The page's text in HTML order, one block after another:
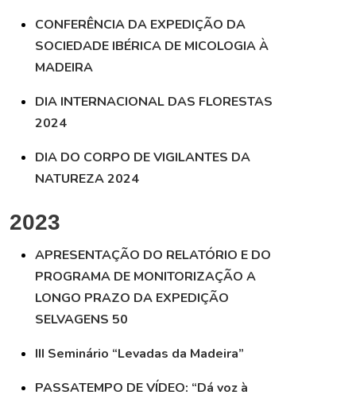
CONFERÊNCIA DA EXPEDIÇÃO DA
SOCIEDADE IBÉRICA DE MICOLOGIA À
MADEIRA
DIA INTERNACIONAL DAS FLORESTAS
2024
DIA DO CORPO DE VIGILANTES DA
NATUREZA 2024
2023
APRESENTAÇÃO DO RELATÓRIO E DO
PROGRAMA DE MONITORIZAÇÃO A
LONGO PRAZO DA EXPEDIÇÃO
SELVAGENS 50
III Seminário “Levadas da Madeira”
PASSATEMPO DE VÍDEO: “Dá voz à